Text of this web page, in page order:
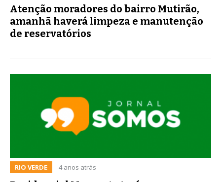
Atenção moradores do bairro Mutirão,
amanhã haverá limpeza e manutenção
de reservatórios
RIO VERDE 4 anos atrás